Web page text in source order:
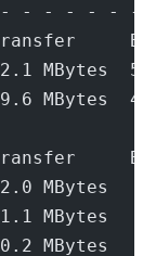
- - - - - -
MBytes
MBytes
22.0
41.1
40.2